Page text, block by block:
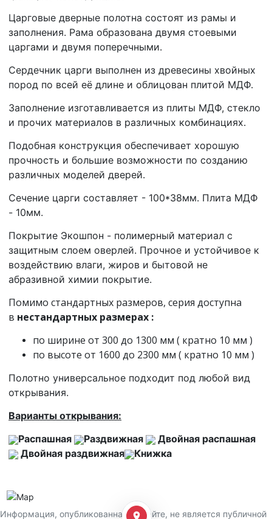
Царговые дверные полотна состоят из рамы и
заполнения. Рама образована двумя стоевыми
царгами и двумя поперечными.
Сердечник царги выполнен из древесины хвойных
пород по всей её длине и облицован плитой МДФ.
Заполнение изготавливается из плиты МДФ, стекло
и прочих материалов в различных комбинациях.
Подобная конструкция обеспечивает хорошую
прочность и большие возможности по созданию
различных моделей дверей.
Сечение царги составляет - 100*38мм. Плита МДФ
- 10мм.
Покрытие Экошпон - полимерный материал с
защитным слоем оверлей. Прочное и устойчивое к
воздействию влаги, жиров и бытовой не
абразивной химии покрытие.
Помимо стандартных размеров, серия доступна
в нестандартных размерах :
по ширине от 300 до 1300 мм ( кратно 10 мм )
по высоте от 1600 до 2300 мм ( кратно 10 мм )
Полотно универсальное подходит под любой вид
открывания.
Варианты открывания:
Распашная
Раздвижная
Двойная распашная
Двойная раздвижная
Книжка
Информация, опубликованная на сайте, не является публичной